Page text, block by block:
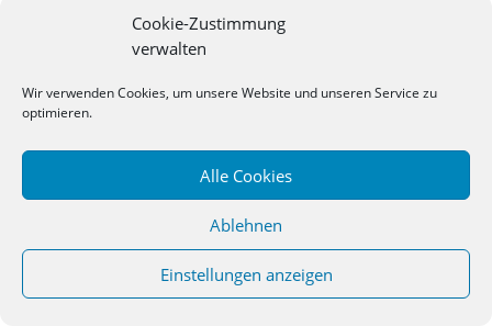
Cookie-Zustimmung
verwalten
Wir verwenden Cookies, um unsere Website und unseren Service zu
optimieren.
Alle Cookies
Ablehnen
Einstellungen anzeigen
wordpress